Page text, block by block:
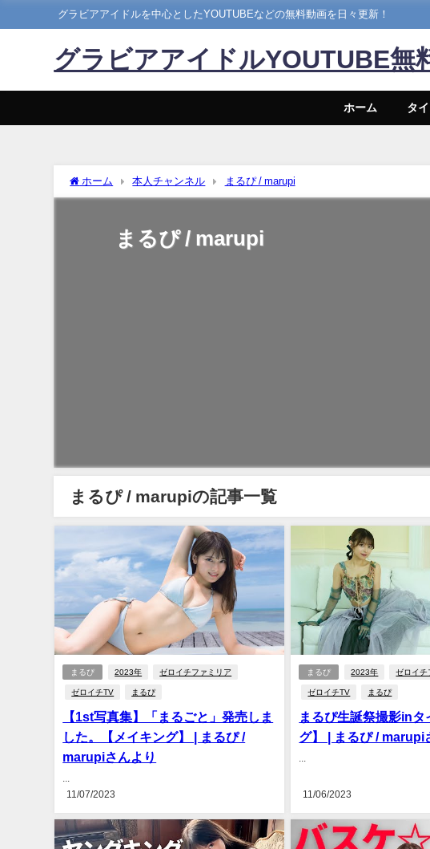
グラビアアイドルを中心としたYOUTUBEなどの無料動画を日々更新！
グラビアアイドルYOUTUBE無
ホーム タ
ホーム 本人チャンネル まるぴ / marupi
まるぴ / marupi
まるぴ / marupiの記事一覧
まるぴ 2023年 ゼロイチファミリア
ゼロイチTV まるぴ
【1st写真集】「まるごと」発売しま
した。【メイキング】 | まるぴ /
marupiさんより
11/07/2023
まるぴ 2023年 ゼロイチ
ゼロイチTV まるぴ
まるぴ生誕祭撮影inタ
グ】 | まるぴ / marupi
11/06/2023